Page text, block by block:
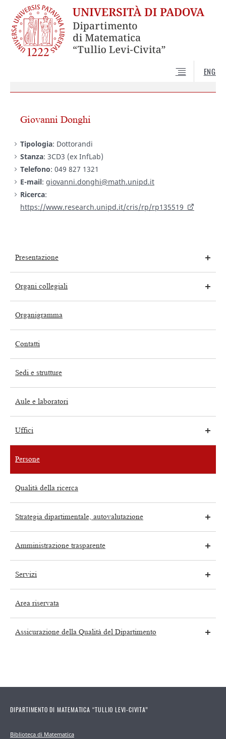
ENG
Presentazione
Organi collegiali
Organigramma
Contatti
Sedi e strutture
Aule e laboratori
Uffici
Persone
Qualità della ricerca
Strategia dipartimentale, autovalutazione
Amministrazione trasparente
Servizi
Area riservata
Assicurazione della Qualità del Dipartimento
Giovanni Donghi
Tipologia: Dottorandi
Stanza: 3CD3 (ex InfLab)
Telefono: 049 827 1321
E-mail: giovanni.donghi@math.unipd.it
Ricerca:
https://www.research.unipd.it/cris/rp/rp135519
DIPARTIMENTO DI MATEMATICA “TULLIO LEVI-CIVITA”
Biblioteca di Matematica